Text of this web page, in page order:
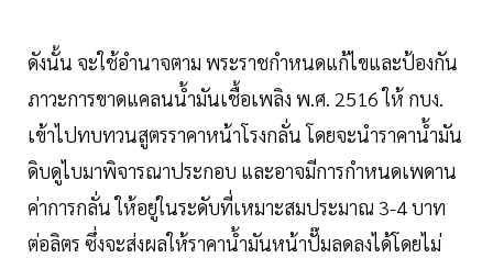
ดังนั้น จะใช้อำนาจตาม พระราชกำหนดแก้ไขและป้องกัน
ภาวะการขาดแคลนน้ำมันเชื้อเพลิง พ.ศ. 2516 ให้ กบง.
เข้าไปทบทวนสูตรราคาหน้าโรงกลั่น โดยจะนำราคาน้ำมัน
ดิบดูไบมาพิจารณาประกอบ และอาจมีการกำหนดเพดาน
ค่าการกลั่น ให้อยู่ในระดับที่เหมาะสมประมาณ 3-4 บาท
ต่อลิตร ซึ่งจะส่งผลให้ราคาน้ำมันหน้าปั๊มลดลงได้โดยไม่